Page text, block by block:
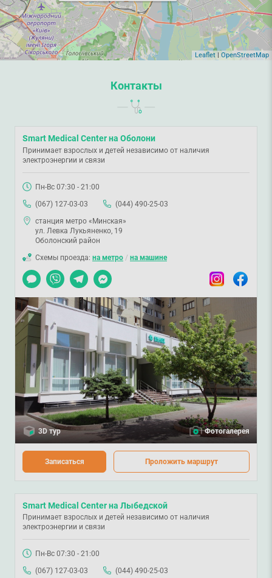
Leaflet OpenStreetMap
Контакты
Smart Medical Center на Оболони
Принимает взрослых и детей независимо от наличия
электроэнергии и связи
Пн-Вс 07:30 - 21:00
(067) 127-03-03
(044) 490-25-03
станция метро «Минская»
ул. Левка Лукьяненко, 19
Оболонский район
Схемы проезда: на метро / на машине
Чат
Viber TelegramMessenger InstagramFacebook
3D тур Фотогалерея
Записаться Проложить маршрут
Smart Medical Center на Лыбедской
Принимает взрослых и детей независимо от наличия
электроэнергии и связи
Пн-Вс 07:30 - 21:00
(067) 127-03-03
(044) 490-25-03